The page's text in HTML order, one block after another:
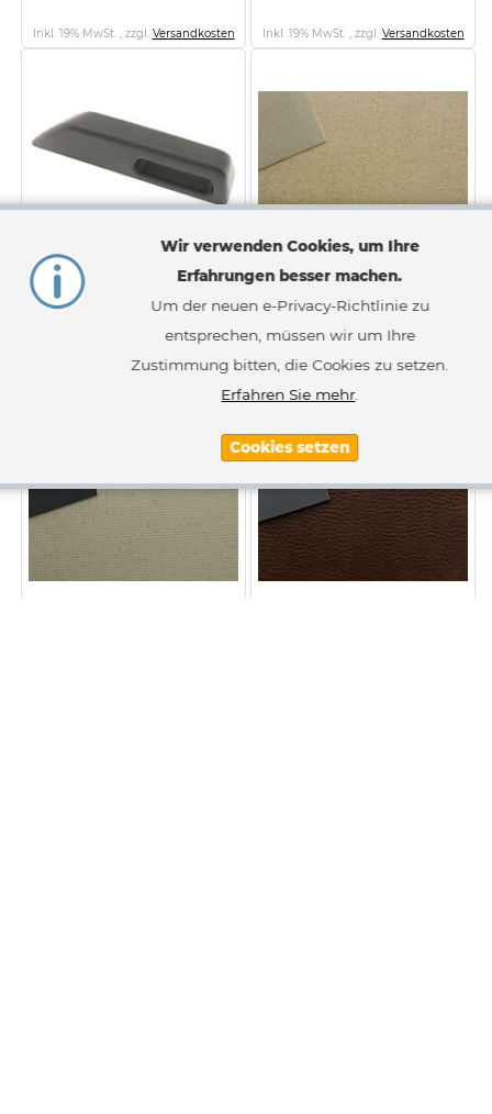
Wir verwenden Cookies, um Ihre
Erfahrungen besser machen.
Um der neuen e-Privacy-Richtlinie zu
entsprechen, müssen wir um Ihre
Zustimmung bitten, die Cookies zu setzen.
Erfahren Sie mehr.
Cookies setzen
Inkl. 19% MwSt. , zzgl. Versandkosten Inkl. 19% MwSt. , zzgl. Versandkosten
Türgriff schwarz vorne
rechts
439,90 €
Dachhimmelstoff Ivory
(Elefenbein) 0,8mm
94,34 €